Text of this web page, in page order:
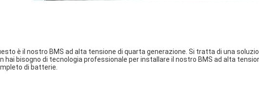
è il nostro BMS ad alta tensione di quarta generazione. Si tratta di una
hai bisogno di tecnologia professionale per installare il nostro BMS ad alta
di batterie.